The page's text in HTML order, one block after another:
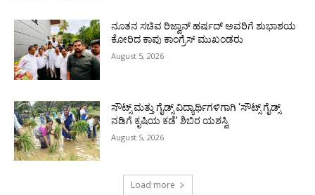
ನೂತನ ಸಚಿವ ರಿಜ್ವಾನ್ ಹರ್ಷದ್ ಅವರಿಗೆ ಶುಭಾಶಯ
ಕೋರಿದ ಕಾಪು ಕಾಂಗ್ರೆಸ್ ಮುಖಂಡರು
August 5, 2026
ಸೌಟ್ಸ್ ಮತ್ತು ಗೈಡ್ಸ್ ವಿದ್ಯಾರ್ಥಿಗಳಿಗಾಗಿ ‘ಸೌಟ್ಸ್ ಗೈಡ್ಸ್
ನಡಿಗೆ ಕೃಷಿಯ ಕಡೆ’ ಶಿಬಿರ ಯಶಸ್ವಿ
August 5, 2026
Load more